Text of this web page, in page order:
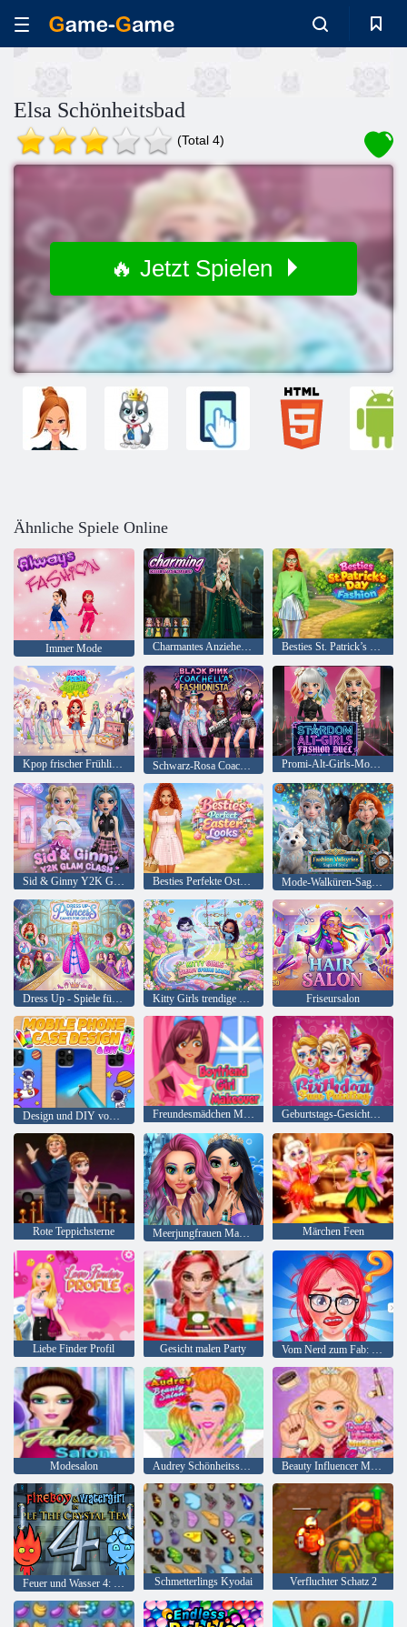
Elsa Schönheitsbad
(Total 4)
🔥 Jetzt Spielen
Ähnliche Spiele Online
Immer Mode Charmantes Anziehen und Schminken Besties St. Patrick’s Day-Mode
Kpop frischer Frühlingsstil Schwarz-Rosa Coachella Fashionista Promi-Alt-Girls-Modeduell
Sid & Ginny Y2K Glam Clash Besties Perfekte Oster-Looks Mode-Walküren-Saga des Stils
Dress Up - Spiele für Mädchen Kitty Girls trendige Frühlingslooks Friseursalon
Freundesmädchen Makeover Geburtstags-Gesichts-Malerei
Rote Teppichsterne Meerjungfrauen Makeup Salon Märchen Feen
Liebe Finder Profil Gesicht malen Party Vom Nerd zum Fab: Prom Edition
Modesalon Audrey Schönheitssalon Beauty Influencer Make-up-Tipps
Schmetterlings Kyodai Verfluchter Schatz 2